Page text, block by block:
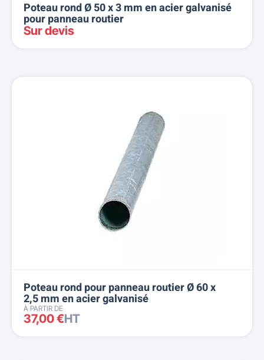
Poteau rond Ø 50 x 3 mm en acier galvanisé
pour panneau routier
Sur devis
Poteau rond pour panneau routier Ø 60 x
2,5 mm en acier galvanisé
À PARTIR DE
37,00 €HT